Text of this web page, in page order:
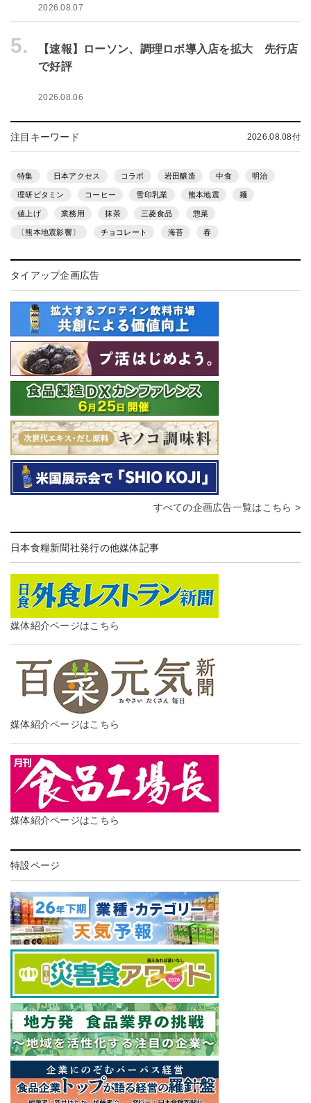
2026.08.07
5.
【速報】ローソン、調理ロボ導入店を拡大 先行店
で好評
2026.08.06
注目キーワード 2026.08.08付
特集 日本アクセス コラボ 岩田醸造 中食 明治
理研ビタミン コーヒー 雪印乳業 熊本地震 麺
値上げ 業務用 抹茶 三菱食品 惣菜
〔熊本地震影響〕 チョコレート 海苔 春
タイアップ企画広告
すべての企画広告一覧はこちら >
日本食糧新聞社発行の他媒体記事
媒体紹介ページはこちら
媒体紹介ページはこちら
媒体紹介ページはこちら
特設ページ